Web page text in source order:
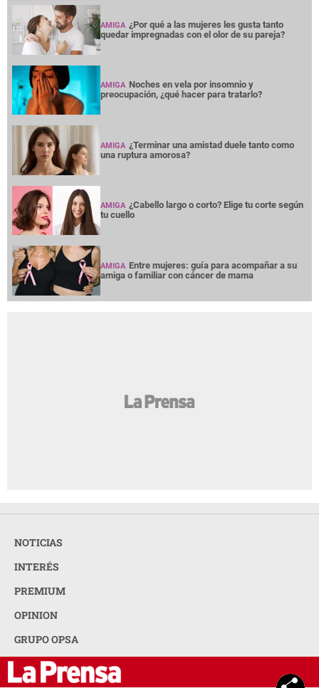
AMIGA ¿Por qué a las mujeres les gusta tanto
quedar impregnadas con el olor de su pareja?
AMIGA Noches en vela por insomnio y
preocupación, ¿qué hacer para tratarlo?
AMIGA ¿Terminar una amistad duele tanto como
una ruptura amorosa?
AMIGA ¿Cabello largo o corto? Elige tu corte según
tu cuello
AMIGA Entre mujeres: guía para acompañar a su
amiga o familiar con cáncer de mama
NOTICIAS
INTERÉS
PREMIUM
OPINION
GRUPO OPSA